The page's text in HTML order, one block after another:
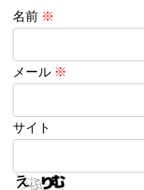
名前 ※
メール ※
サイト